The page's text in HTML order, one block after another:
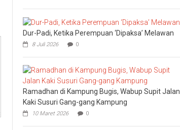
Dur-Padi, Ketika Perempuan ‘Dipaksa’ Melawan
8 Juli 2026 0
Ramadhan di Kampung Bugis, Wabup Supit Jalan
Kaki Susuri Gang-gang Kampung
10 Maret 2026 0